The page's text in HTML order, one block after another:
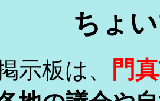
ちょ
示板は、
門